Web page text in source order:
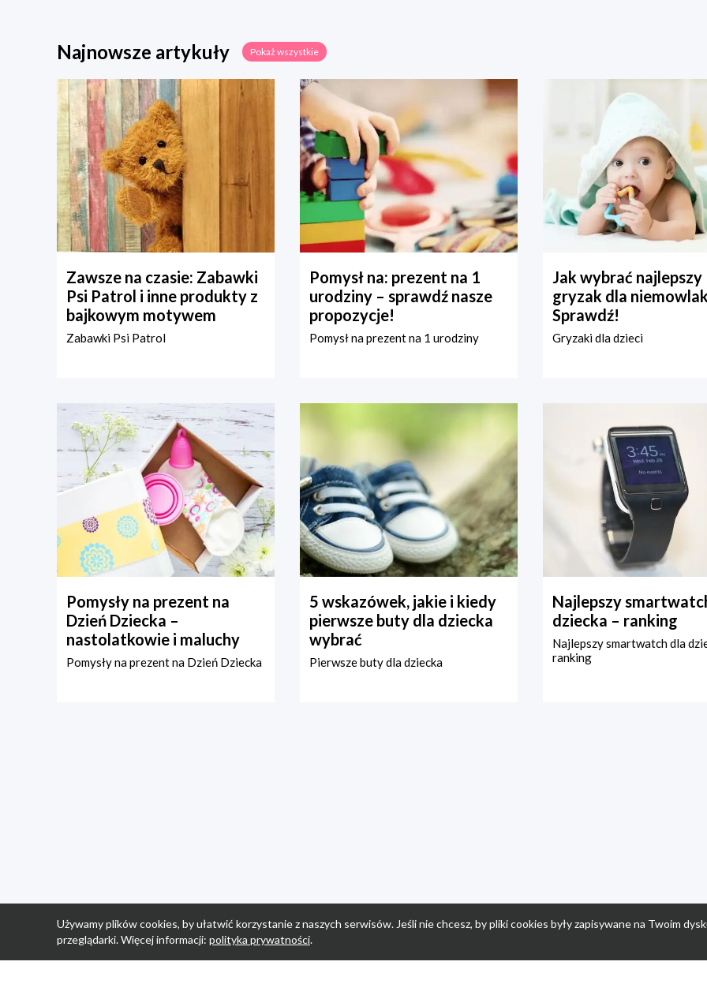
Najnowsze artykuły Pokaż wszystkie
Zawsze na czasie: Zabawki
Psi Patrol i inne produkty z
bajkowym motywem
Zabawki Psi Patrol
Pomysł na: prezent na 1
urodziny – sprawdź nasze
propozycje!
Pomysł na prezent na 1 urodziny
Jak wybrać najlepszy
gryzak dla
Sprawdź!
Gryzaki dla dzieci
Pomysły na prezent na
Dzień Dziecka –
nastolatkowie i maluchy
Pomysły na prezent na Dzień Dziecka
5 wskazówek, jakie i kiedy
pierwsze buty dla dziecka
wybrać
Pierwsze buty dla dziecka
Najlepszy
dziecka – ranking
Najlepszy smartwatch dla
ranking
Używamy plików cookies, by ułatwić korzystanie z naszych serwisów. Jeśli nie chcesz, by pliki cookies były zapisywane na Twoim
przeglądarki. Więcej informacji: polityka prywatności.